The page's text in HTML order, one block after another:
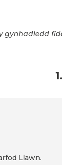
Llawn.